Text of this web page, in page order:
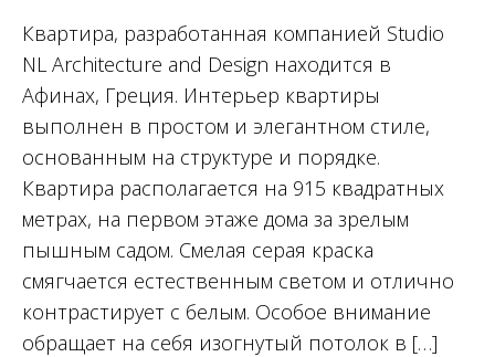
Квартира, разработанная компанией Studio
NL Architecture and Design находится в
Афинах, Греция. Интерьер квартиры
выполнен в простом и элегантном стиле,
основанным на структуре и порядке.
Квартира располагается на 915 квадратных
метрах, на первом этаже дома за зрелым
пышным садом. Смелая серая краска
смягчается естественным светом и отлично
контрастирует с белым. Особое внимание
обращает на себя изогнутый потолок в […]